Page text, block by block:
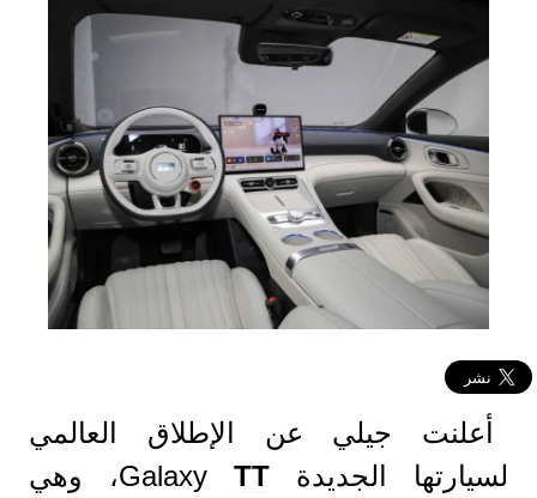
أعلنت جيلي عن الإطلاق العالمي
لسيارتها الجديدة Galaxy TT
، وهي